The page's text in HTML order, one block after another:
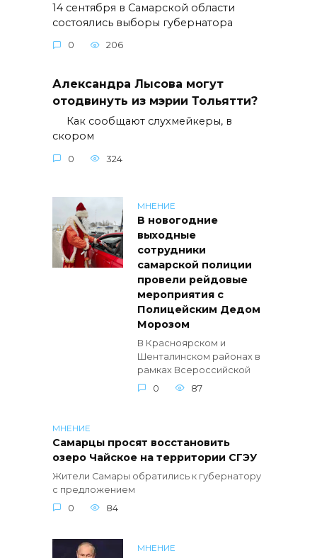
14 сентября в Самарской области
состоялись выборы губернатора
0 206
Александра Лысова могут
отодвинуть из мэрии Тольятти?
Как сообщают слухмейкеры, в
скором
0 324
МНЕНИЕ
В новогодние
выходные
сотрудники
самарской полиции
провели рейдовые
мероприятия с
Полицейским Дедом
Морозом
В Красноярском и
Шенталинском районах в
рамках Всероссийской
0
87
МНЕНИЕ
Самарцы просят восстановить
озеро Чайское на территории СГЭУ
Жители Самары обратились к губернатору
с предложением
0
84
МНЕНИЕ